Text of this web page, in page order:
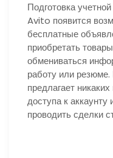
Подготовка
Avito появится
бесплатные
приобретать
обмениваться
работу или
предлагает
доступа к аккаунту
проводить сделки